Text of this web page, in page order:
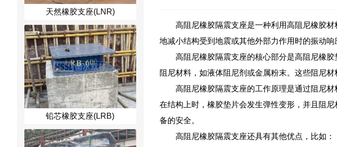
天然橡胶支座(LNR)
铅芯橡胶支座(LRB)
高阻尼橡胶隔震支座是一种利用高阻尼橡胶
地减小结构受到地震或其他外部力作用时的振动响
高阻尼橡胶隔震支座的核心部分是高阻尼橡
阻尼材料，如液体阻尼剂或金属粉末。这些阻尼
高阻尼橡胶隔震支座的工作原理是通过阻尼
在结构上时，橡胶垫片会发生弹性变形，并且阻
备的安全。
高阻尼橡胶隔震支座还具有其他优点，比如：